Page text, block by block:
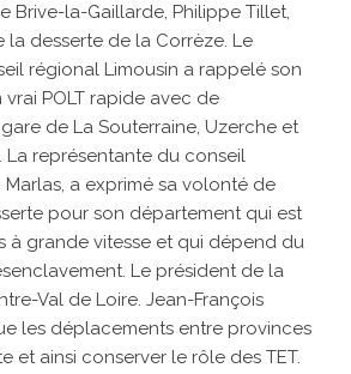
Brive-la-Gaillarde, Philippe Tillet,
la desserte de la Corrèze. Le
régional Limousin a rappelé son
POLT rapide avec de
de La Souterraine, Uzerche et
La représentante du conseil
Marlas, a exprimé sa volonté de
pour son département qui est
à grande vitesse et qui dépend du
Le président de la
Val de Loire. Jean-François
les déplacements entre provinces
et ainsi conserver le rôle des TET.